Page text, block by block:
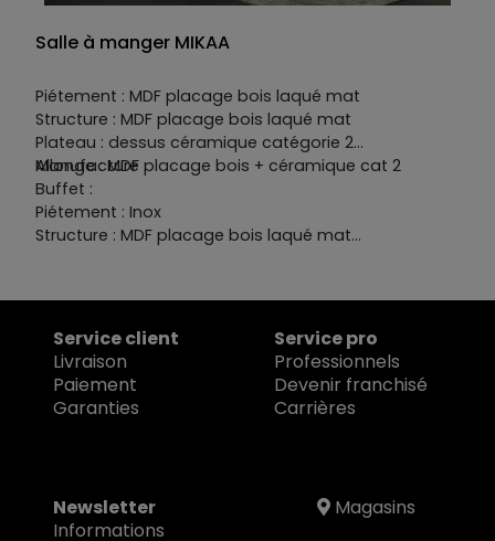
Salle à manger MIKAA
Piétement : MDF placage bois laqué mat
Structure : MDF placage bois laqué mat
Plateau : dessus céramique catégorie 2
Allonge : MDF placage bois + céramique cat 2
Manufacture :
Buffet :
Piétement : Inox
Structure : MDF placage bois laqué mat
mat + détails céramique categorie 2
Tiroir range couvert en option
Service client
Livraison
Paiement
Garanties
Service pro
Professionnels
Devenir franchisé
Carrières
Newsletter
Informations
Magasins